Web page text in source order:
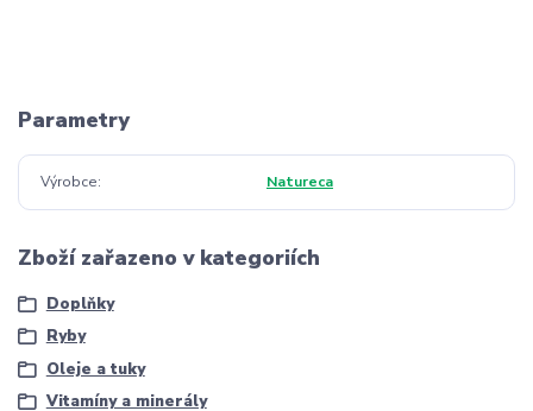
Parametry
Výrobce Natureca
Zboží zařazeno v kategoriích
Doplňky
Ryby
Oleje a tuky
Vitamíny a minerály